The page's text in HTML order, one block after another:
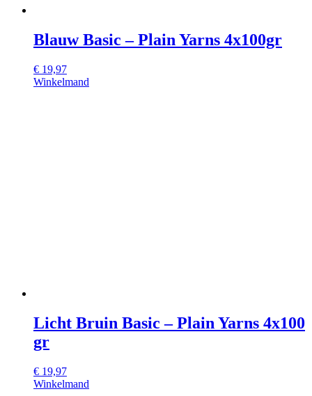
Blauw Basic – Plain Yarns 4x100gr
€ 19,97
Winkelmand
Licht Bruin Basic – Plain Yarns 4x100
gr
€ 19,97
Winkelmand